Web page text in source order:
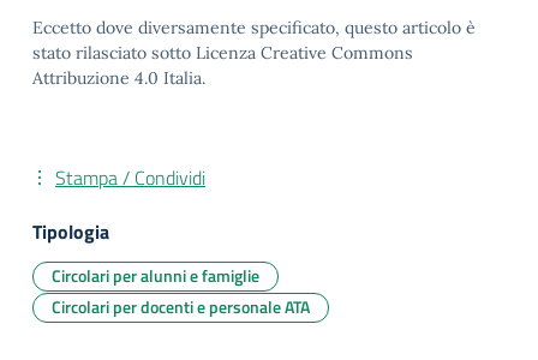
Eccetto dove diversamente specificato, questo articolo è
stato rilasciato sotto Licenza Creative Commons
Attribuzione 4.0 Italia.
Stampa / Condividi
Tipologia
Circolari per alunni e famiglie
Circolari per docenti e personale ATA